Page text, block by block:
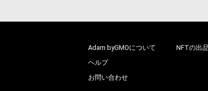
Adam byGMOについて
ヘルプ
お問い合わせ
NFTの出品